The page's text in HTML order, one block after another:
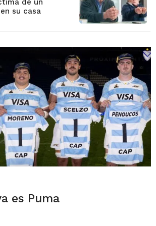
de un
su casa
es Puma